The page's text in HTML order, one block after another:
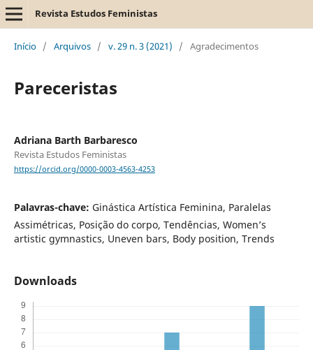
Revista Estudos Feministas
Início / Arquivos / v. 29 n. 3 (2021) / Agradecimentos
Pareceristas
Adriana Barth Barbaresco
Revista Estudos Feministas
https://orcid.org/0000-0003-4563-4253
Palavras-chave: Ginástica Artística Feminina, Paralelas
Assimétricas, Posição do corpo, Tendências, Women’s
artistic gymnastics, Uneven bars, Body position, Trends
Downloads